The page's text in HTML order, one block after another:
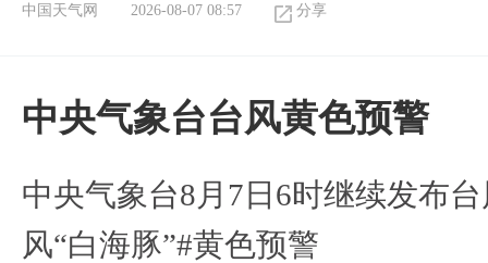
中国天气网 2026-08-07 08:57 分享
​中央气象台台风黄色预警
中央气象台8月7日6时继续发布
风“白海豚”#黄色预警